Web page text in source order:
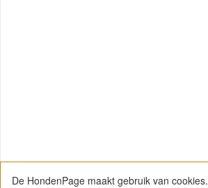
De HondenPage maakt gebruik van cookies.